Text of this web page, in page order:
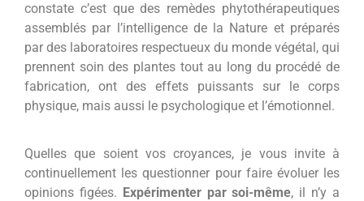
constate c’est que des remèdes phytothérapeutiques
assemblés par l’intelligence de la Nature et préparés
par des laboratoires respectueux du monde végétal, qui
prennent soin des plantes tout au long du procédé de
fabrication, ont des effets puissants sur le corps
physique, mais aussi le psychologique et l’émotionnel.
Quelles que soient vos croyances, je vous invite à
continuellement les questionner pour faire évoluer les
opinions figées. Expérimenter par soi-même, il n’y a